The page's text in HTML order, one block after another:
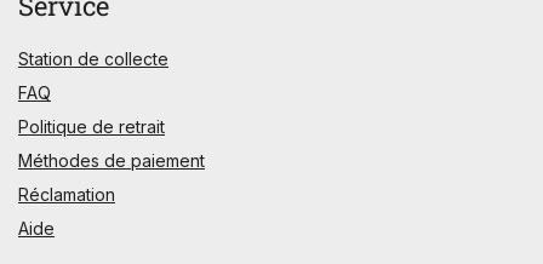
Station de collecte
FAQ
Politique de retrait
Méthodes de paiement
Réclamation
Aide